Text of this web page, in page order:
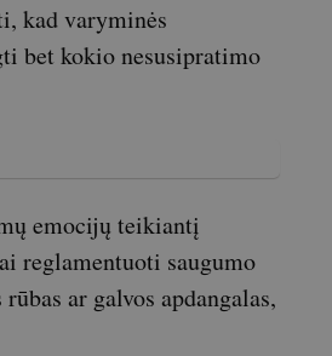
kad varyminės
bet kokio nesusipratimo
emocijų teikiantį
reglamentuoti saugumo
ar galvos apdangalas,